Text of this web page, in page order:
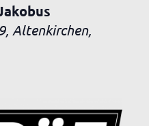
Altenkirchen,